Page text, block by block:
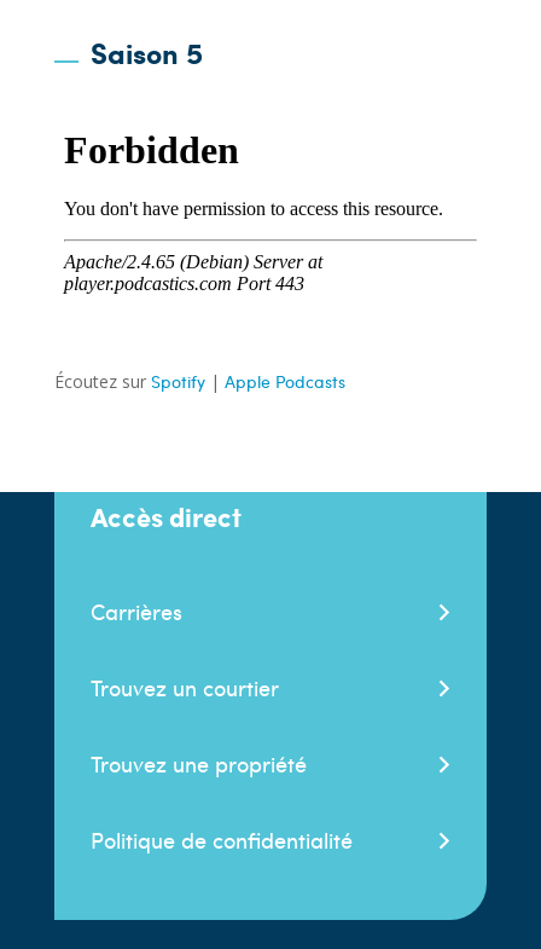
Saison 5
Écoutez sur Spotify| Apple Podcasts
Accès direct
Carrières
Trouvez un courtier
Trouvez une propriété
Politique de confidentialité